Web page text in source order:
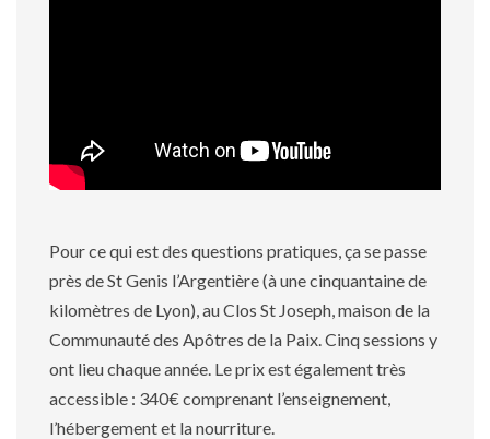
Pour ce qui est des questions pratiques, ça se passe
près de St Genis l’Argentière (à une cinquantaine de
kilomètres de Lyon), au Clos St Joseph, maison de la
Communauté des Apôtres de la Paix. Cinq sessions y
ont lieu chaque année. Le prix est également très
accessible : 340€ comprenant l’enseignement,
l’hébergement et la nourriture.